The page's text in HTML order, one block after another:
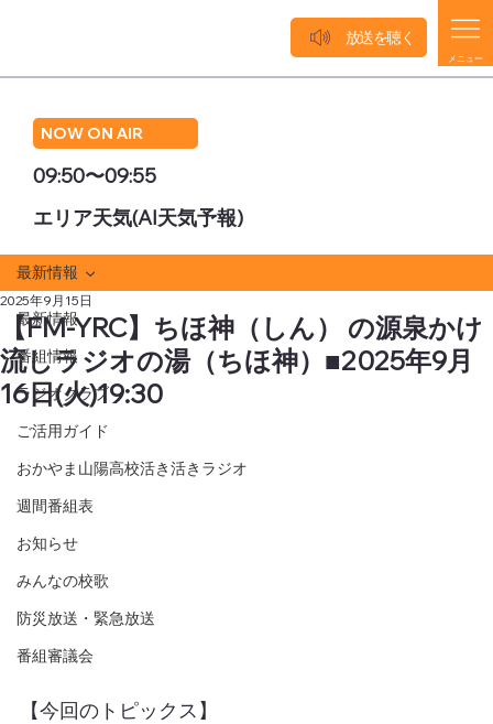
NOW ON AIR
09:50〜09:55
エリア天気(AI天気予報)
メニュー
放送を聴く
最新情報
番組情報
ラジオクラブ
ご活用ガイド
おかやま山陽高校活き活きラジオ
週間番組表
お知らせ
みんなの校歌
防災放送・緊急放送
番組審議会
最新情報
【FM-YRC】ちほ神（しん） の源泉かけ
流しラジオの湯（ちほ神）■2025年9月
16日(火)19:30
2025年9月15日
【今回のトピックス】